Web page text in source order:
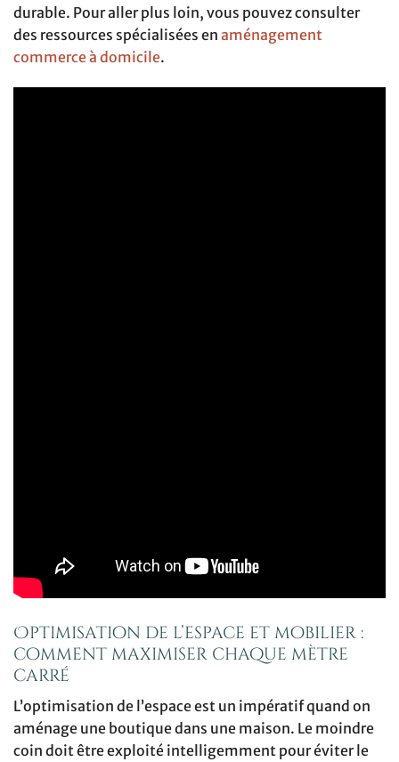
durable. Pour aller plus loin, vous pouvez consulter
des ressources spécialisées en aménagement
commerce à domicile.
Optimisation de l’espace et mobilier :
comment maximiser chaque mètre
carré
L’optimisation de l’espace est un impératif quand on
aménage une boutique dans une maison. Le moindre
coin doit être exploité intelligemment pour éviter le